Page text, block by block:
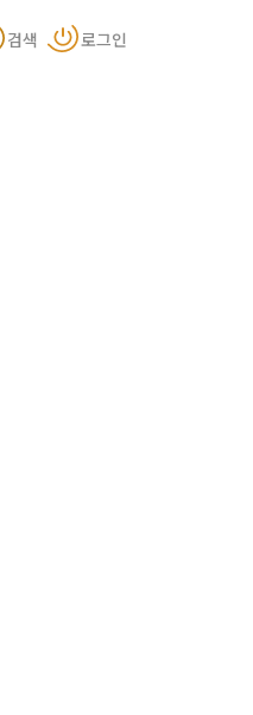
검색 로그인